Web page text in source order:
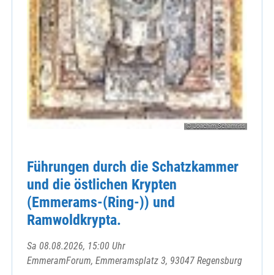
© Joachim Schamriss
Führungen durch die Schatzkammer
und die östlichen Krypten
(Emmerams-(Ring-)) und
Ramwoldkrypta.
Sa 08.08.2026, 15:00 Uhr
EmmeramForum, Emmeramsplatz 3, 93047 Regensburg